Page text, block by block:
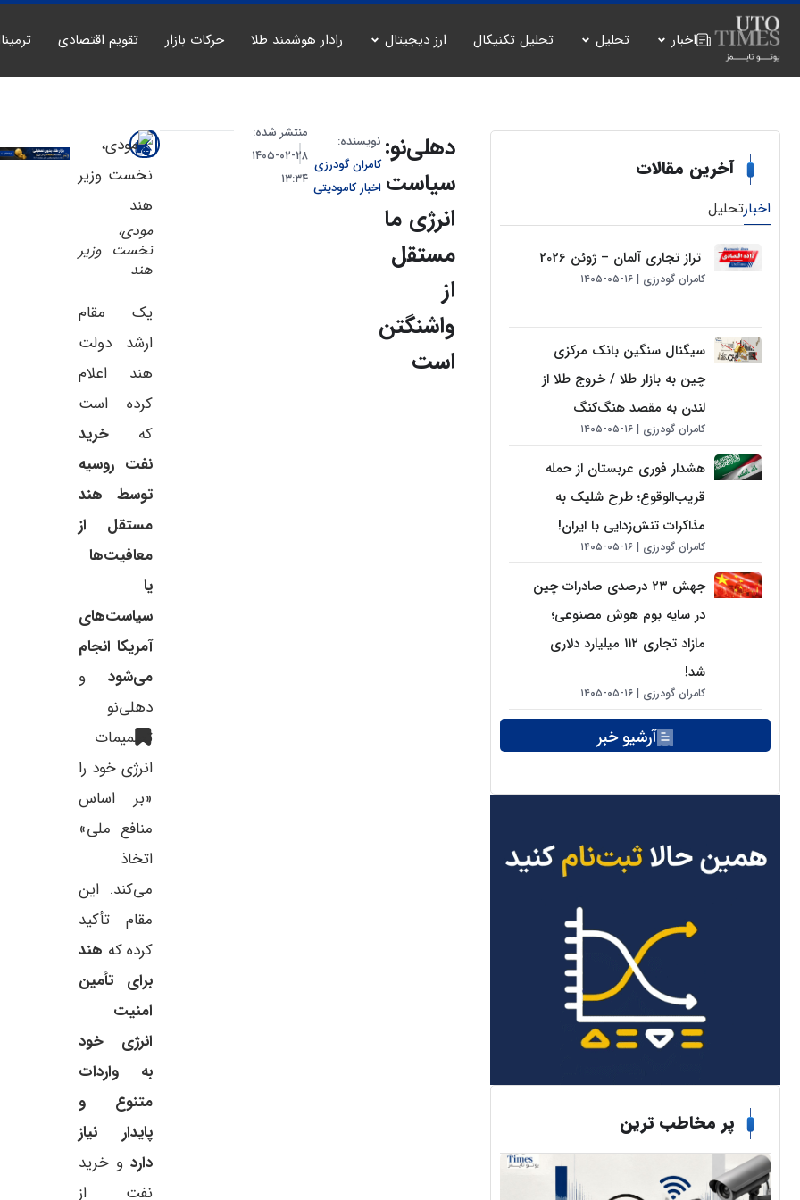
اخبار تحلیل تحلیل تکنیکال ارز دیجیتال رادار هوشمند طلا حرکات بازار تقویم اقتصادی
آخرین مقالات
اخبارتحلیل
تراز تجاری آلمان – ژوئن 2026
کامران گودرزی ۱۶-۰۵-۱۴۰۵
سیگنال سنگین بانک مرکزی
چین به بازار طلا / خروج طلا از
لندن به مقصد هنگ‌کنگ
کامران گودرزی ۱۶-۰۵-۱۴۰۵
هشدار فوری عربستان از حمله
قریب‌الوقوع؛ طرح شلیک به
مذاکرات تنش‌زدایی با ایران!
کامران گودرزی ۱۶-۰۵-۱۴۰۵
جهش ۲۳ درصدی صادرات چین
در سایه بوم هوش مصنوعی؛
مازاد تجاری ۱۱۲ میلیارد دلاری
شد!
کامران گودرزی ۱۶-۰۵-۱۴۰۵
آرشیو خبر
پر مخاطب ترین
دهلی‌نو:
سیاست
انرژی ما
مستقل
از
واشنگتن
است
نویسنده:
کامران گودرزی
اخبار کامودیتی
منتشر شده:
۲۸-۰۲-۱۴۰۵
۱۳:۳۴
مودی،
نخست وزیر
هند
یک مقام
ارشد دولت
هند اعلام
کرده است
که خرید
نفت روسیه
توسط هند
مستقل از
معافیت‌ها
یا
سیاست‌های
آمریکا انجام
می‌شود و
دهلی‌نو
تصمیمات
انرژی خود را
«بر اساس
منافع ملی»
اتخاذ
می‌کند. این
مقام تأکید
کرده که هند
برای تأمین
امنیت
انرژی خود
به واردات
متنوع و
پایدار نیاز
دارد و خرید
نفت از